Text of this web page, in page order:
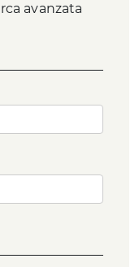
avanzata